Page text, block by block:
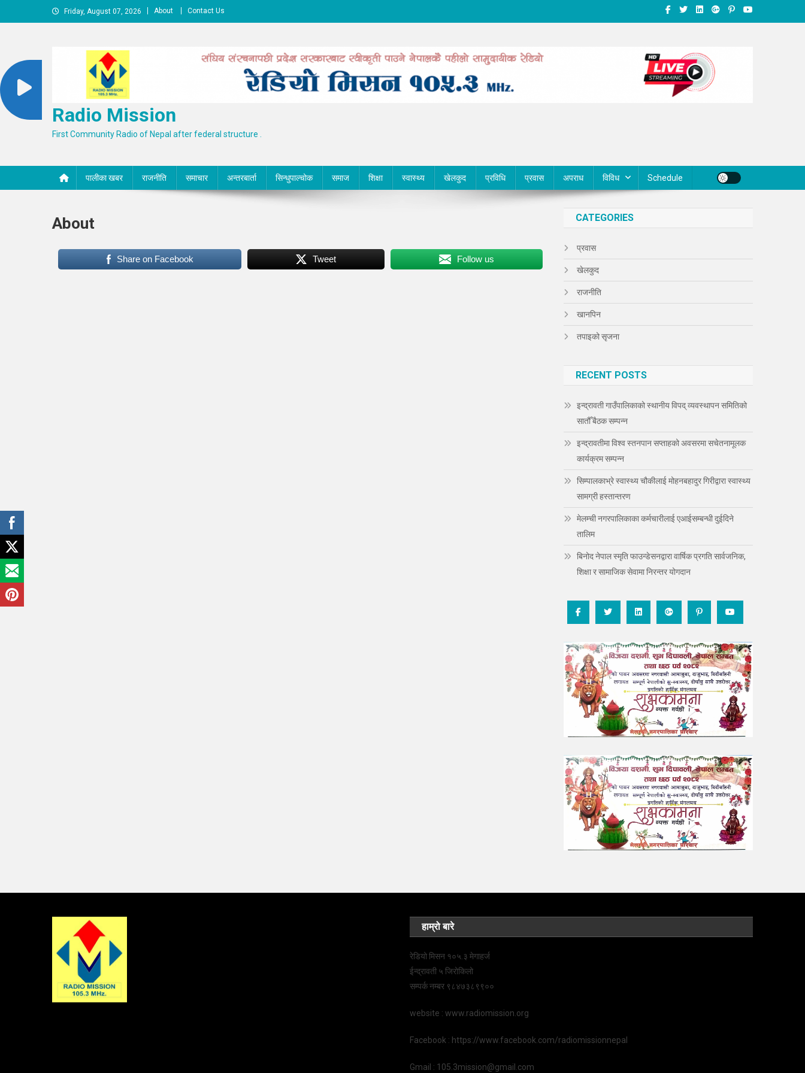
to
Friday, August 07, 2026 About Contact Us
Radio Mission
First Community Radio of Nepal after federal structure .
पालीका खबर राजनीति समाचार अन्तरबार्ता सिन्धुपाल्चोक समाज शिक्षा स्वास्थ्य खेलकुद प्रविधि प्रवास अपराध विविध Schedule
About
Share on Facebook Tweet Follow us
CATEGORIES
प्रवास
खेलकुद
राजनीति
खानपिन
तपाइको सृजना
RECENT POSTS
इन्द्रावती गाउँपालिकाको स्थानीय विपद् व्यवस्थापन समितिको
सातौँ बैठक सम्पन्न
इन्द्रावतीमा विश्व स्तनपान सप्ताहको अवसरमा सचेतनामूलक
कार्यक्रम सम्पन्न
सिम्पालकाभ्रे स्वास्थ्य चौकीलाई मोहनबहादुर गिरीद्वारा स्वास्थ्य
सामग्री हस्तान्तरण
मेलम्ची नगरपालिकाका कर्मचारीलाई एआईसम्बन्धी दुईदिने
तालिम
बिनोद नेपाल स्मृति फाउन्डेसनद्वारा वार्षिक प्रगति सार्वजनिक,
शिक्षा र सामाजिक सेवामा निरन्तर योगदान
हाम्रो बारे
रेडियो मिसन १०५.३ मेगाहर्ज
ईन्द्रावती ५ जिरोकिलो
सम्पर्क नम्बर ९८४७३८९९००
website : www.radiomission.org
Facebook : https://www.facebook.com/radiomissionnepal
Gmail : 105.3mission@gmail.com